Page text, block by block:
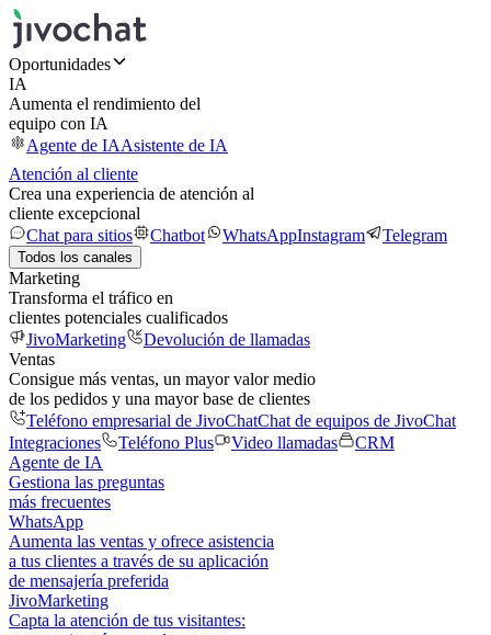
Oportunidades
IA
Aumenta el rendimiento del
equipo con IA
Agente de IAAsistente de IA
Atención al cliente
Crea una experiencia de atención al
cliente excepcional
Chat para sitios
Chatbot WhatsAppInstagram Telegram
Todos los canales
Marketing
Transforma el tráfico en
clientes potenciales cualificados
JivoMarketing
Devolución de llamadas
Ventas
Consigue más ventas, un mayor valor medio
de los pedidos y una mayor base de clientes
Teléfono empresarial de JivoChatChat de equipos de JivoChat
Integraciones
Teléfono Plus Video llamadas
CRM
Agente de IA
Gestiona las preguntas
más frecuentes
WhatsApp
Aumenta las ventas y ofrece asistencia
a tus clientes a través de su aplicación
de mensajería preferida
JivoMarketing
Capta la atención de tus visitantes: